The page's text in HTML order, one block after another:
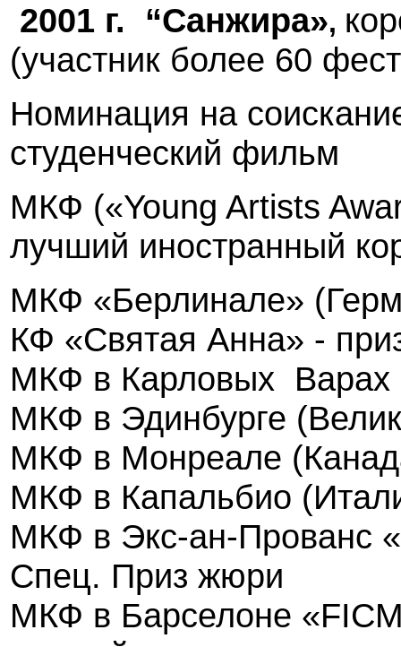
2001 г. “Санжира»,
(участник более 60
Номинация на
студенческий фильм
МКФ («Young Artists
лучший иностранный
МКФ «Берлинале»
КФ «Святая Анна» -
МКФ в Карловых
Варах
МКФ в Эдинбурге
МКФ в Монреале
МКФ в Капальбио
МКФ в Экс-ан-Прованс «
Спец. Приз жюри
МКФ в Барселоне «